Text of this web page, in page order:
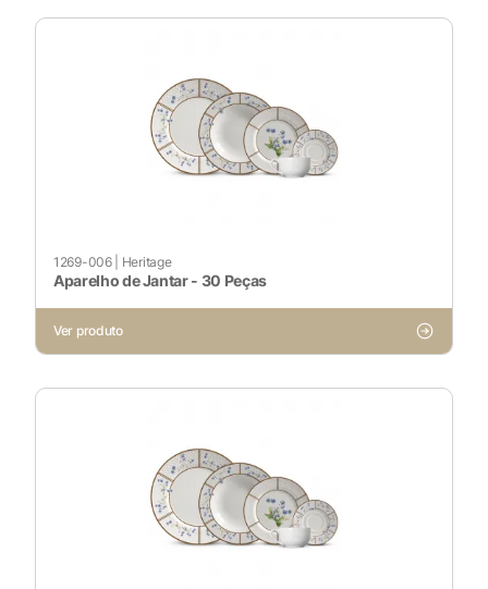
1269-006| Heritage
Aparelho de Jantar - 30 Peças
Ver produto
X
Cookies Necessários
Sempre ativado
Cookies Não Necessários